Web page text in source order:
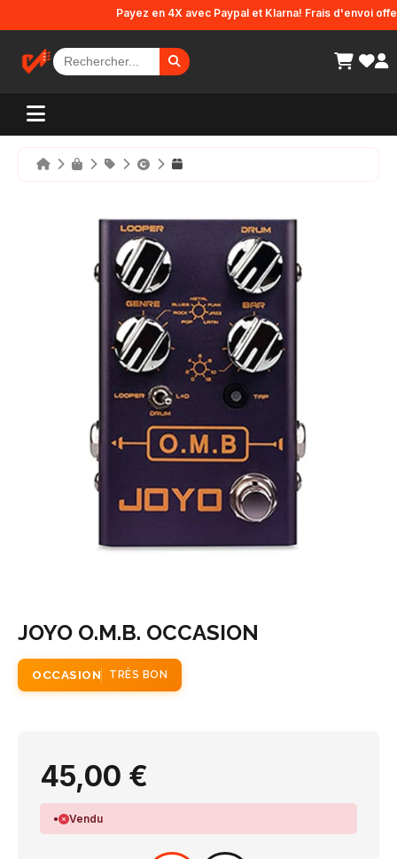
Payez en 4X avec Paypal et Klarna! Frais d'envoi
JOYO O.M.B. OCCASION
OCCASION TRÈS BON
45,00 €
Vendu
Panneau de gestion des cookies